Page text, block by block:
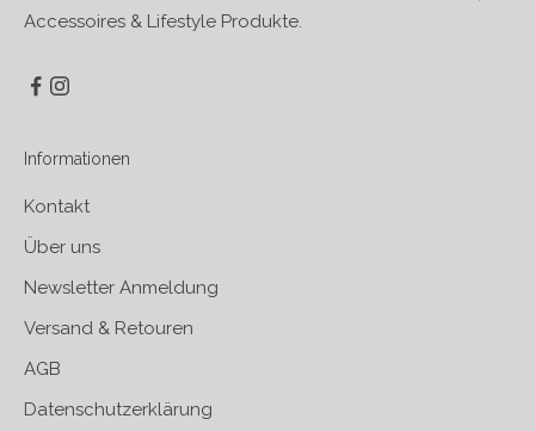
Accessoires & Lifestyle Produkte.
Informationen
Kontakt
Über uns
Newsletter Anmeldung
Versand & Retouren
AGB
Datenschutzerklärung